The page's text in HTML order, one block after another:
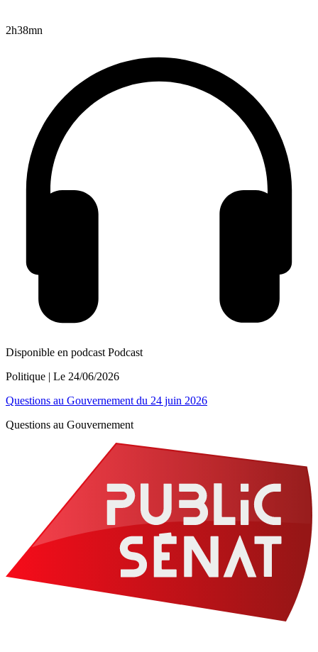
2h38mn
Disponible en podcast Podcast
Politique | Le 24/06/2026
Questions au Gouvernement du 24 juin 2026
Questions au Gouvernement